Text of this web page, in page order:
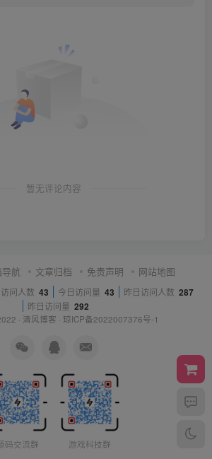
暂无评论内容
航 文章归档 免责声明 网站地图
问人数 43 今日访问量 43 昨日访问人数 287
昨日访问量 292
· 清风博客 · 琼ICP备2022007376号-1
码交流群 游戏科技群